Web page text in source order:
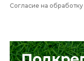
Согласие на обработку